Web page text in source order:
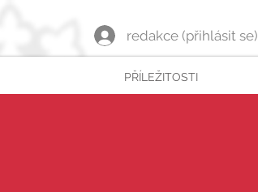
redakce (přihlásit se)
PŘÍLEŽITOSTI